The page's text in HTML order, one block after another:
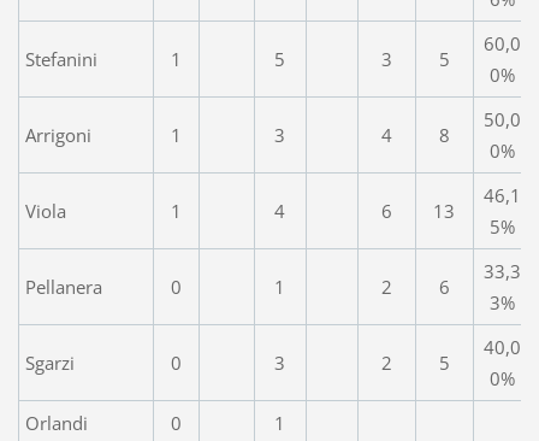
Stefanini 1 5 3 5
60,0
0%
Arrigoni 1 3 4 8
50,0
0%
Viola 1 4 6 13
46,1
5%
Pellanera 0 1 2 6
33,3
3%
Sgarzi 0 3 2 5
40,0
0%
Orlandi
0
1